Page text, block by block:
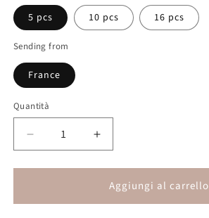
5 pcs 10 pcs 16 pcs
Sending from
France
Quantità
Quantità
Diminuisci
quantità
per
Aumenta
quantità
per
Maschera
Aggiungi al carrello